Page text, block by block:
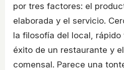
por tres factores: el
elaborada y el servicio.
la filosofía del local,
éxito de un restaurante y
comensal. Parece una